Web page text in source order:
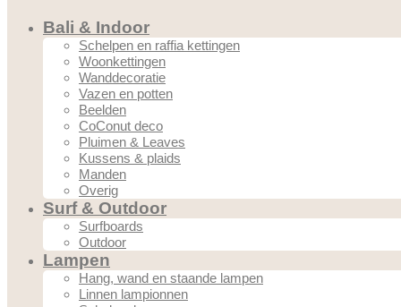
Bali & Indoor
Schelpen en raffia kettingen
Woonkettingen
Wanddecoratie
Vazen en potten
Beelden
CoConut deco
Pluimen & Leaves
Kussens & plaids
Manden
Overig
Surf & Outdoor
Surfboards
Outdoor
Lampen
Hang, wand en staande lampen
Linnen lampionnen